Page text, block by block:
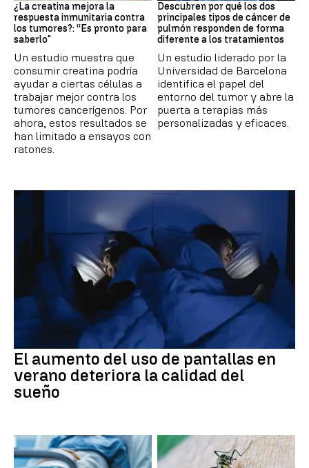
¿La creatina mejora la
respuesta inmunitaria contra
los tumores?: “Es pronto para
saberlo"
Un estudio muestra que
consumir creatina podría
ayudar a ciertas células a
trabajar mejor contra los
tumores cancerígenos. Por
ahora, estos resultados se
han limitado a ensayos con
ratones.
Descubren por qué los dos
principales tipos de cáncer de
pulmón responden de forma
diferente a los tratamientos
Un estudio liderado por la
Universidad de Barcelona
identifica el papel del
entorno del tumor y abre la
puerta a terapias más
personalizadas y eficaces.
El aumento del uso de pantallas en
verano deteriora la calidad del
sueño